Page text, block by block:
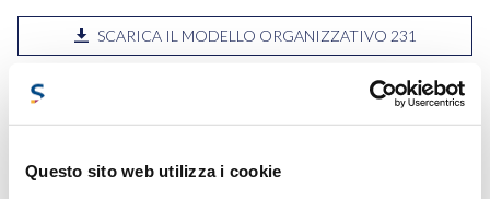
Questo sito web utilizza i cookie
SCARICA IL MODELLO ORGANIZZATIVO 231